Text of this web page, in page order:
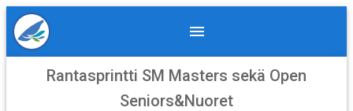
Rantasprintti SM Masters sekä Open
Seniors&Nuoret